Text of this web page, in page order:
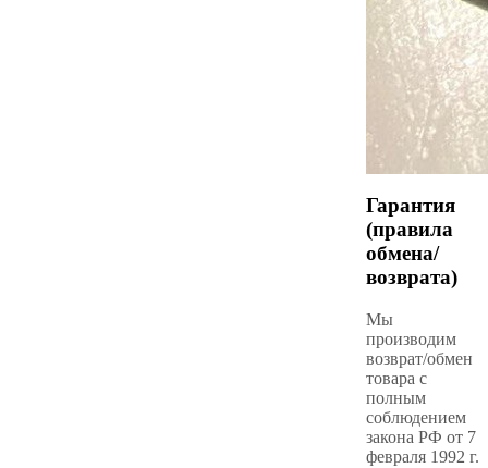
Гарантия
(правила
обмена/
возврата)
Мы
производим
возврат/обмен
товара с
полным
соблюдением
закона РФ от 7
февраля 1992 г.